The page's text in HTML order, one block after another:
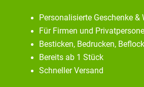
Personalisierte Geschenke &
Für Firmen und
Besticken, Bedrucken,
Bereits ab 1 Stück
Schneller Versand